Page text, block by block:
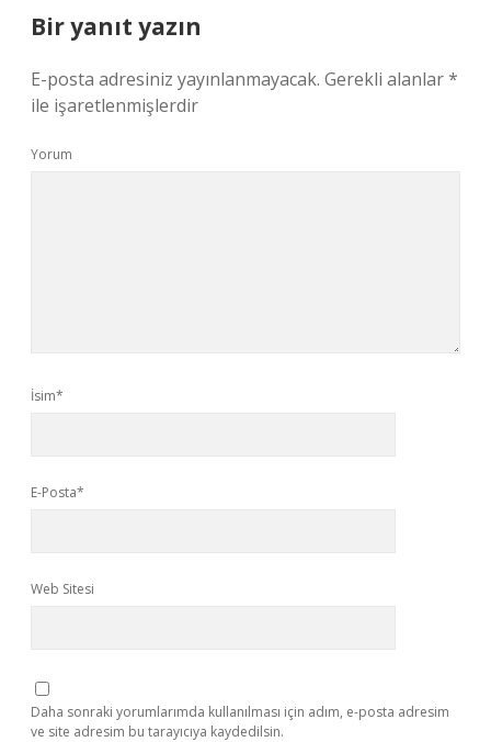
Bir yanıt yazın
E-posta adresiniz yayınlanmayacak. Gerekli alanlar*
ile işaretlenmişlerdir
Yorum
İsim*
E-Posta*
Web Sitesi
Daha sonraki yorumlarımda kullanılması için adım, e-posta adresim
ve site adresim bu tarayıcıya kaydedilsin.